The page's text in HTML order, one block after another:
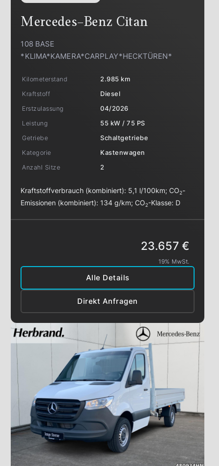
Mercedes-Benz Citan
108 BASE
*KLIMA*KAMERA*CARPLAY*HECKTÜREN*
Kilometerstand
2.985 km
Kraftstoff
Diesel
Erstzulassung
04/2026
Leistung
55 kW / 75 PS
Getriebe
Schaltgetriebe
Kategorie
Kastenwagen
Anzahl Sitze
2
Kraftstoffverbrauch (kombiniert): 5,1 l/100km;CO2-
Emissionen (kombiniert): 134 g/km;CO2-Klasse: D
Alle Details
Direkt Anfragen
23.657 €
19% MwSt.